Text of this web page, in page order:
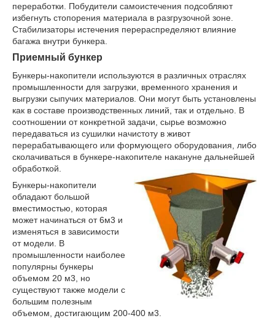
переработки. Побудители самоистечения подсобляют
избегнуть стопорения материала в разгрузочной зоне.
Стабилизаторы истечения перераспределяют влияние
багажа внутри бункера.
Приемный бункер
Бункеры-накопители используются в различных отраслях
промышленности для загрузки, временного хранения и
выгрузки сыпучих материалов. Они могут быть установлены
как в составе производственных линий, так и отдельно. В
соотношении от конкретной задачи, сырье возможно
передаваться из сушилки начистоту в живот
перерабатывающего или формующего оборудования, либо
сколачиваться в бункере-накопителе накануне дальнейшей
обработкой.
Бункеры-накопители
обладают большой
вместимостью, которая
может начинаться от 6м3 и
изменяться в зависимости
от модели. В
промышленности наиболее
популярны бункеры
объемом 20 м3, но
существуют также модели с
большим полезным
объемом, достигающим 200-400 м3.